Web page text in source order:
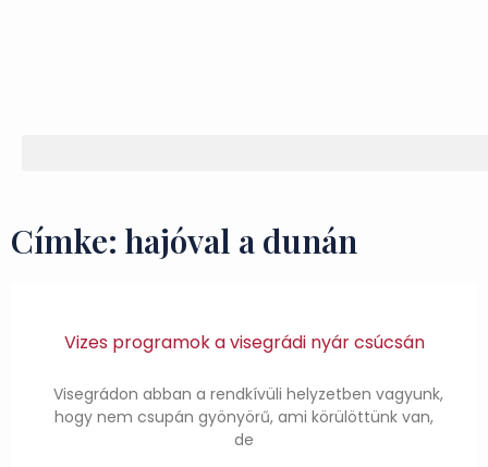
Címke: hajóval a dunán
Vizes programok a visegrádi nyár csúcsán
Visegrádon abban a rendkívüli helyzetben vagyunk,
hogy nem csupán gyönyörű, ami körülöttünk van,
de